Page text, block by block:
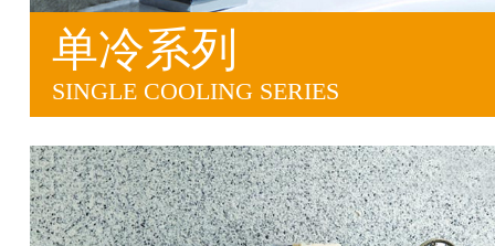
单冷系列
SINGLE COOLING SERIES